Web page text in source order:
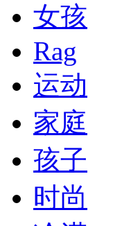
女孩
Rag
运动
家庭
孩子
时尚